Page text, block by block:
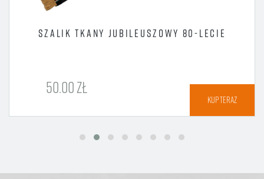
SZALIK TKANY JUBILEUSZOWY 80-LECIE
50.00 ZŁ
KUP TERAZ